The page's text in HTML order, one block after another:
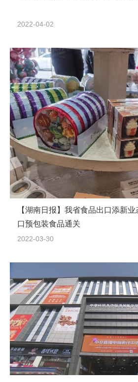
2022-04-02
【湖南日报】我省食品出口添新
口预包装食品通关
2022-03-30